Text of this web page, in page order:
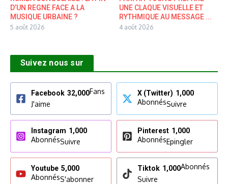
D’UN REGNE FACE A LA
MUSIQUE URBAINE ?
5 août 2026
UNE CLAQUE VISUELLE ET
RYTHMIQUE AU MESSAGE ...
4 août 2026
Suivez nous sur
Facebook 32,000Fans
J'aime
X (Twitter) 1,000
AbonnésSuivre
Instagram 1,000
AbonnésSuivre
Pinterest 1,000
AbonnésEpingler
Youtube 5,000
AbonnésS'abonner
Tiktok 1,000Abonnés
Suivre